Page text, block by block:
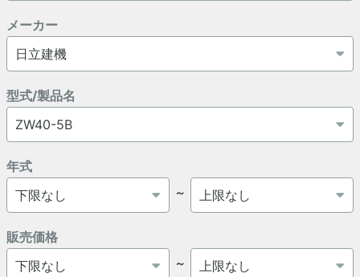
メーカー
型式/製品名
年式
～
販売価格
～